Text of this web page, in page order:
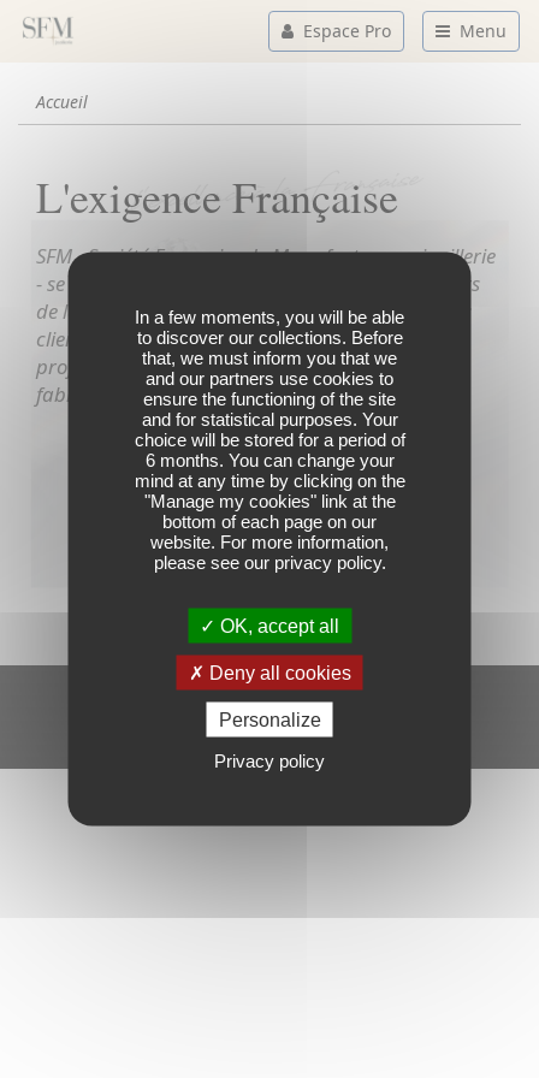
Menu
Espace Pro
Accueil
L'exigence Française
SFM - Société Française de Manufacture en joaillerie
- se positionne comme l'un des principaux acteurs
de la bijouterie - joaillerie et met au service de ses
clients les meilleures garanties de qualité et de
professionnalisme propres à l’excellence de la
fabrication française.
Mentions légales
Gérer mes cookies
Politique de confidentialité
In a few moments, you will be able
to discover our collections. Before
that, we must inform you that we
and our partners use cookies to
ensure the functioning of the site
and for statistical purposes. Your
choice will be stored for a period of
6 months. You can change your
mind at any time by clicking on the
"Manage my cookies" link at the
bottom of each page on our
website. For more information,
please see our privacy policy.
OK, accept all
Deny all cookies
Personalize
Privacy policy